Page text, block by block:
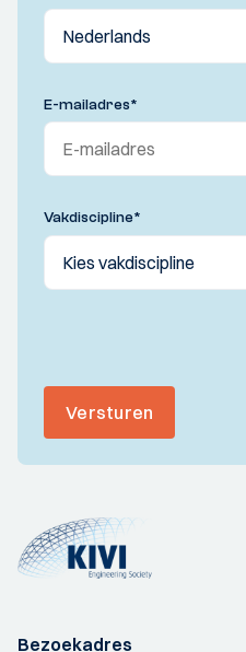
E-mailadres*
Vakdiscipline*
Versturen
Bezoekadres